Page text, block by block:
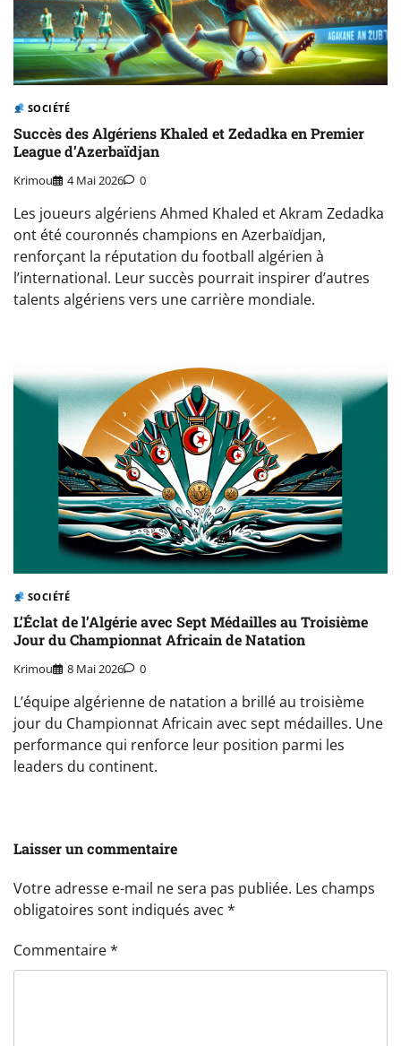
SOCIÉTÉ
Succès des Algériens Khaled et Zedadka en Premier
League d’Azerbaïdjan
Krimou 4 Mai 2026 0
Les joueurs algériens Ahmed Khaled et Akram Zedadka
ont été couronnés champions en Azerbaïdjan,
renforçant la réputation du football algérien à
l’international. Leur succès pourrait inspirer d’autres
talents algériens vers une carrière mondiale.
SOCIÉTÉ
L’Éclat de l’Algérie avec Sept Médailles au Troisième
Jour du Championnat Africain de Natation
Krimou 8 Mai 2026 0
L’équipe algérienne de natation a brillé au troisième
jour du Championnat Africain avec sept médailles. Une
performance qui renforce leur position parmi les
leaders du continent.
Laisser un commentaire
Votre adresse e-mail ne sera pas publiée. Les champs
obligatoires sont indiqués avec *
Commentaire*